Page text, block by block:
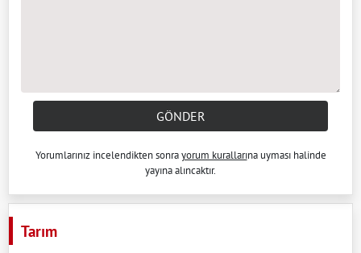
GÖNDER
Yorumlarınız incelendikten sonrayorum kurallarına uyması halinde
yayına alıncaktır.
Tarım